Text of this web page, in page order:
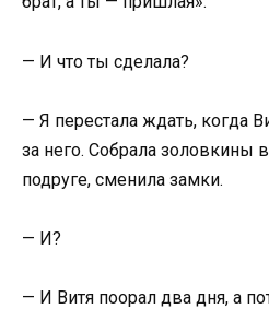
— И что ты сделала?
— Я перестала ждать, когда
за него. Собрала золовкины
подруге, сменила замки.
— И?
— И Витя поорал два дня, а